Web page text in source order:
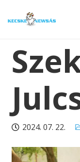
2024. 07. 22.